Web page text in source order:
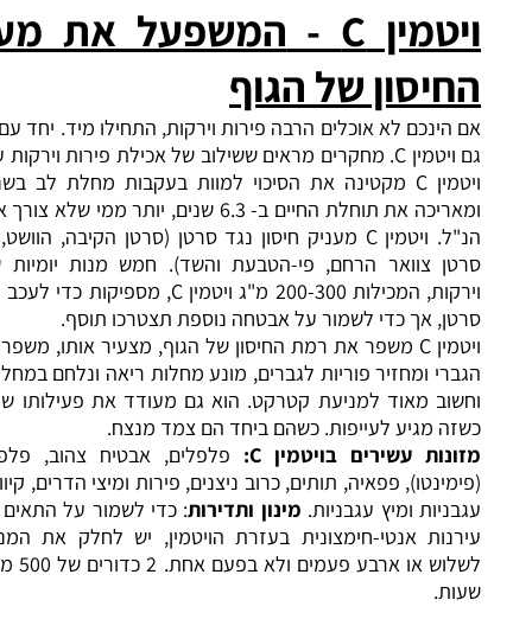
C -
המשפעל את מערכת
של הגוף
לא אוכלים הרבה פירות וירקות, התחילו מיד. יחד עם זאת, קחו
גם ויטמין C. מחקרים מראים ששילוב של אכילת פירות וירקות עם תוספת
ויטמין C מקטינה את הסיכוי למוות בעקבות מחלת לב בשני שלישים
ומאריכה את תוחלת החיים ב- 6.3 שנים, יותר ממי שלא צורך את ההרכב
הנ"ל. ויטמין C מעניק חיסון נגד סרטן (סרטן הקיבה, הוושט, הלוע וגם
צוואר הרחם, פי-הטבעת והשד). חמש מנות יומיות של פירות
וירקות, המכילות 200-300 מ"ג ויטמין C, מספיקות כדי לעכב התפתחות
אך כדי לשמור על אבטחה נוספת תצטרכו תוסף.
ויטמין C משפר את רמת החיסון של הגוף, מצעיר אותו, משפר את הזרע
ומחזיר פוריות לגברים, מונע מחלות ריאה ונלחם במחלות חניכיים
וחשוב מאוד למניעת קטרקט. הוא גם מעודד את פעילותו של ויטמין E
מגיע לעייפות. כשהם ביחד הם צמד מנצח.
עשירים בויטמין C: פלפלים, אבטיח צהוב, פלפל ספרדי
פפאיה, תותים, כרוב ניצנים, פירות ומיצי הדרים, קיווי, ברוקולי,
ומיץ עגבניות. מינון ותדירות: כדי לשמור על התאים במצב של
אנטי-חימצונית בעזרת הויטמין, יש לחלק את המנה היומית
לשלוש או ארבע פעמים ולא בפעם אחת. 2 כדורים של 500 מ"ג מדי 12